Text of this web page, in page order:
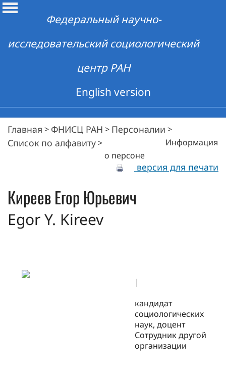
Федеральный научно-
исследовательский социологический
центр РАН
English version
Главная > ФНИСЦ РАН > Персоналии >
Список по алфавиту>
Информация
о персоне
версия для печати
КиреевЕгор Юрьевич
Egor Y. Kireev
|
кандидат
социологических
наук, доцент
Сотрудник другой
организации